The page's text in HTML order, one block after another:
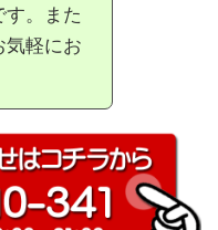
す。また
気軽にお